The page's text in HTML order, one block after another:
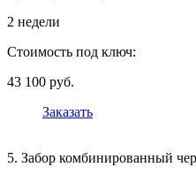
2 недели
Стоимость под ключ:
43 100 руб.
Заказать
5. Забор комбинированный